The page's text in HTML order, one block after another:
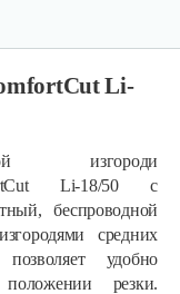
Li-
изгороди
Li-18/50 с
беспроводной
средних
удобно
резки.